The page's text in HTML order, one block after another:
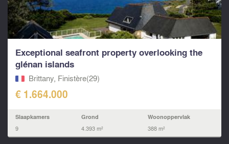
Exceptional seafront property overlooking the
glénan islands
Brittany, Finistère(29)
€ 1.664.000
Slaapkamers
9
Grond
4.393 m²
Woonoppervlak
388 m²